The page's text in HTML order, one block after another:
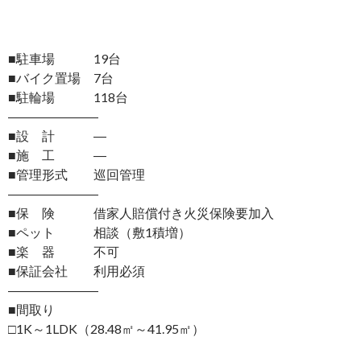
■駐車場 19台
■バイク置場 7台
■駐輪場 118台
―――――――
■設 計 ―
■施 工 ―
■管理形式 巡回管理
―――――――
■保 険 借家人賠償付き火災保険要加入
■ペット 相談（敷1積増）
■楽 器 不可
■保証会社 利用必須
―――――――
■間取り
□1K～1LDK（28.48㎡～41.95㎡）